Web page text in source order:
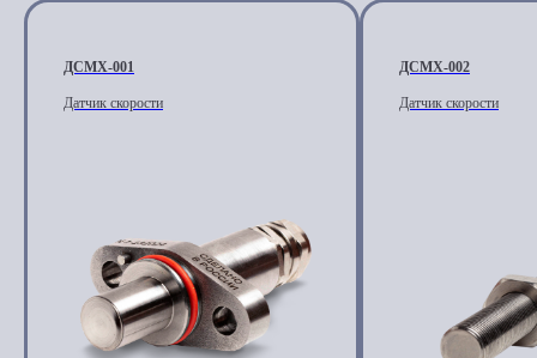
ДСМХ-001
Датчик скорости
ДСМХ-002
Датчик скорости